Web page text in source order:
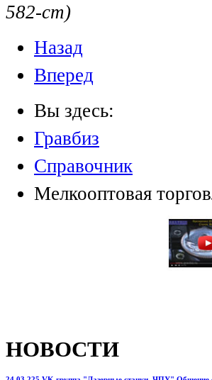
582-ст)
Назад
Вперед
Вы здесь:
Гравбиз
Справочник
Мелкооптовая
НОВОСТИ